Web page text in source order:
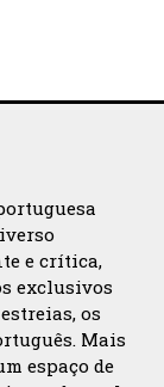
e crítica,
exclusivos
os
Mais
espaço de